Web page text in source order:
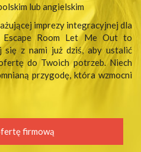
lub angielskim
imprezy integracyjnej dla
Escape Room Let Me Out to
się z nami już dziś, aby ustalić
do Twoich potrzeb. Niech
przygodę, która wzmocni
firmową